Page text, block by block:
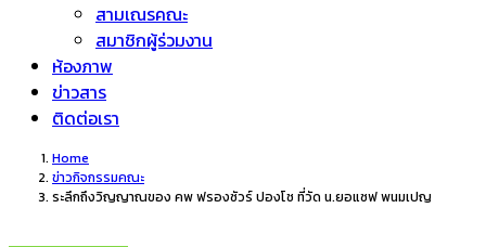
สามเณรคณะ
สมาชิกผู้ร่วมงาน
ห้องภาพ
ข่าวสาร
ติดต่อเรา
Home
ข่าวกิจกรรมคณะ
ระลึกถึงวิญญาณของ คพ ฟรองซัวร์ ปองโช ที่วัด น.ยอแซฟ พนมเปญ